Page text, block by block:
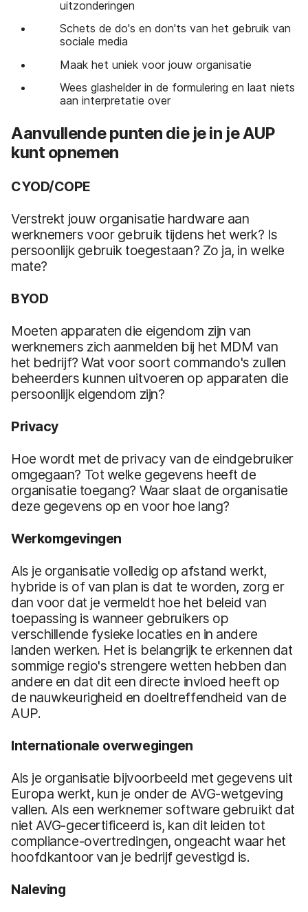
uitzonderingen
Schets de do's en don'ts van het gebruik van
sociale media
Maak het uniek voor jouw organisatie
Wees glashelder in de formulering en laat niets
aan interpretatie over
Aanvullende punten die je in je AUP
kunt opnemen
CYOD/COPE
Verstrekt jouw organisatie hardware aan
werknemers voor gebruik tijdens het werk? Is
persoonlijk gebruik toegestaan? Zo ja, in welke
mate?
BYOD
Moeten apparaten die eigendom zijn van
werknemers zich aanmelden bij het MDM van
het bedrijf? Wat voor soort commando's zullen
beheerders kunnen uitvoeren op apparaten die
persoonlijk eigendom zijn?
Privacy
Hoe wordt met de privacy van de eindgebruiker
omgegaan? Tot welke gegevens heeft de
organisatie toegang? Waar slaat de organisatie
deze gegevens op en voor hoe lang?
Werkomgevingen
Als je organisatie volledig op afstand werkt,
hybride is of van plan is dat te worden, zorg er
dan voor dat je vermeldt hoe het beleid van
toepassing is wanneer gebruikers op
verschillende fysieke locaties en in andere
landen werken. Het is belangrijk te erkennen dat
sommige regio's strengere wetten hebben dan
andere en dat dit een directe invloed heeft op
de nauwkeurigheid en doeltreffendheid van de
AUP.
Internationale overwegingen
Als je organisatie bijvoorbeeld met gegevens uit
Europa werkt, kun je onder de AVG-wetgeving
vallen. Als een werknemer software gebruikt dat
niet AVG-gecertificeerd is, kan dit leiden tot
compliance-overtredingen, ongeacht waar het
hoofdkantoor van je bedrijf gevestigd is.
Naleving